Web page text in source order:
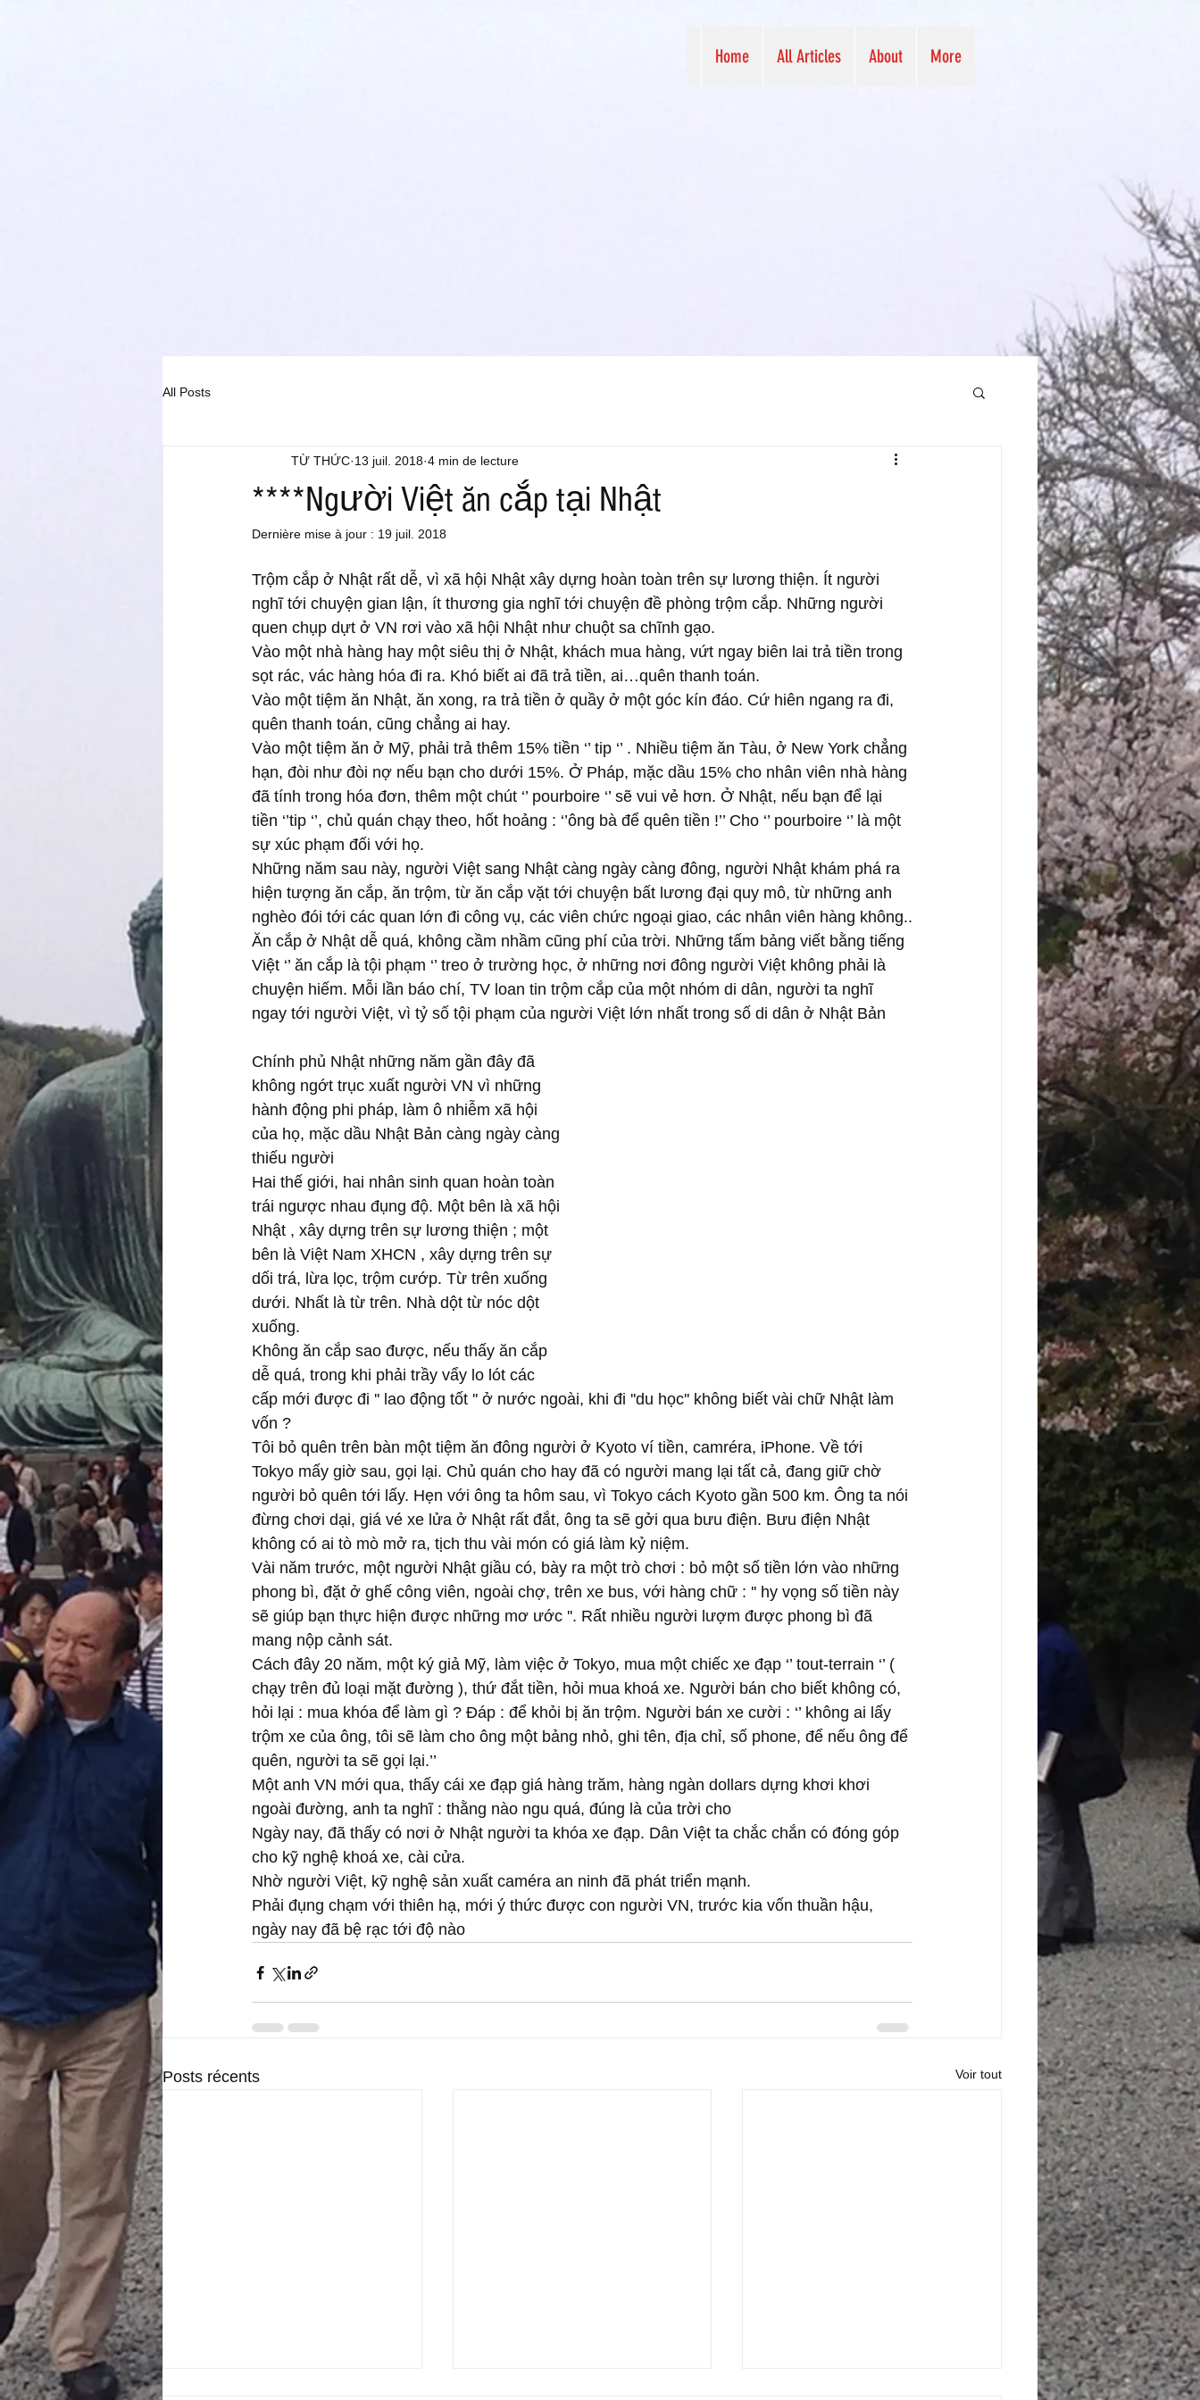
Home All Articles About More
All Posts
****Người Việt ăn cắp tại Nhật
TỪ THỨC 13 juil. 2018 4 min de lecture
Dernière mise à jour : 19 juil. 2018
Trộm cắp ở Nhật rất dễ, vì xã hội Nhật xây dựng hoàn toàn trên sự lương thiện. Ít người
nghĩ tới chuyện gian lận, ít thương gia nghĩ tới chuyện đề phòng trộm cắp. Những người
quen chụp dựt ở VN rơi vào xã hội Nhật như chuột sa chĩnh gạo.
Vào một nhà hàng hay một siêu thị ở Nhật, khách mua hàng, vứt ngay biên lai trả tiền trong
sọt rác, vác hàng hóa đi ra. Khó biết ai đã trả tiền, ai…quên thanh toán.
Vào một tiệm ăn Nhật, ăn xong, ra trả tiền ở quầy ở một góc kín đáo. Cứ hiên ngang ra đi,
quên thanh toán, cũng chẳng ai hay.
Vào một tiệm ăn ở Mỹ, phải trả thêm 15% tiền ‘’ tip ‘’ . Nhiều tiệm ăn Tàu, ở New York chẳng
hạn, đòi như đòi nợ nếu bạn cho dưới 15%. Ở Pháp, mặc dầu 15% cho nhân viên nhà hàng
đã tính trong hóa đơn, thêm một chút ‘’ pourboire ‘’ sẽ vui vẻ hơn. Ở Nhật, nếu bạn để lại
tiền ‘’tip ‘’, chủ quán chạy theo, hốt hoảng : ‘’ông bà để quên tiền !’’ Cho ‘’ pourboire ‘’ là một
sự xúc phạm đối với họ.
Những năm sau này, người Việt sang Nhật càng ngày càng đông, người Nhật khám phá ra
hiện tượng ăn cắp, ăn trộm, từ ăn cắp vặt tới chuyện bất lương đại quy mô, từ những anh
nghèo đói tới các quan lớn đi công vụ, các viên chức ngoại giao, các nhân viên hàng không..
Ăn cắp ở Nhật dễ quá, không cầm nhầm cũng phí của trời. Những tấm bảng viết bằng tiếng
Việt ‘’ ăn cắp là tội phạm ‘’ treo ở trường học, ở những nơi đông người Việt không phải là
chuyện hiếm. Mỗi lần báo chí, TV loan tin trộm cắp của một nhóm di dân, người ta nghĩ
ngay tới người Việt, vì tỷ số tội phạm của người Việt lớn nhất trong số di dân ở Nhật Bản
Chính phủ Nhật những năm gần đây đã
không ngớt trục xuất người VN vì những
hành động phi pháp, làm ô nhiễm xã hội
của họ, mặc dầu Nhật Bản càng ngày càng
thiếu người
Hai thế giới, hai nhân sinh quan hoàn toàn
trái ngược nhau đụng độ. Một bên là xã hội
Nhật , xây dựng trên sự lương thiện ; một
bên là Việt Nam XHCN , xây dựng trên sự
dối trá, lừa lọc, trộm cướp. Từ trên xuống
dưới. Nhất là từ trên. Nhà dột từ nóc dột
xuống.
Không ăn cắp sao được, nếu thấy ăn cắp
dễ quá, trong khi phải trầy vẩy lo lót các
cấp mới được đi '' lao động tốt '' ở nước ngoài, khi đi ''du học'' không biết vài chữ Nhật làm
vốn ?
Tôi bỏ quên trên bàn một tiệm ăn đông người ở Kyoto ví tiền, camréra, iPhone. Về tới
Tokyo mấy giờ sau, gọi lại. Chủ quán cho hay đã có người mang lại tất cả, đang giữ chờ
người bỏ quên tới lấy. Hẹn với ông ta hôm sau, vì Tokyo cách Kyoto gần 500 km. Ông ta nói
đừng chơi dại, giá vé xe lửa ở Nhật rất đắt, ông ta sẽ gởi qua bưu điện. Bưu điện Nhật
không có ai tò mò mở ra, tịch thu vài món có giá làm kỷ niệm.
Vài năm trước, một người Nhật giầu có, bày ra một trò chơi : bỏ một số tiền lớn vào những
phong bì, đặt ở ghế công viên, ngoài chợ, trên xe bus, với hàng chữ : '' hy vọng số tiền này
sẽ giúp bạn thực hiện được những mơ ước ''. Rất nhiều người lượm được phong bì đã
mang nộp cảnh sát.
Cách đây 20 năm, một ký giả Mỹ, làm việc ở Tokyo, mua một chiếc xe đạp ‘’ tout-terrain ‘’ (
chạy trên đủ loại mặt đường ), thứ đắt tiền, hỏi mua khoá xe. Người bán cho biết không có,
hỏi lại : mua khóa để làm gì ? Đáp : để khỏi bị ăn trộm. Người bán xe cười : ‘’ không ai lấy
trộm xe của ông, tôi sẽ làm cho ông một bảng nhỏ, ghi tên, địa chỉ, số phone, để nếu ông để
quên, người ta sẽ gọi lại.’’
Một anh VN mới qua, thấy cái xe đạp giá hàng trăm, hàng ngàn dollars dựng khơi khơi
ngoài đường, anh ta nghĩ : thằng nào ngu quá, đúng là của trời cho
Ngày nay, đã thấy có nơi ở Nhật người ta khóa xe đạp. Dân Việt ta chắc chắn có đóng góp
cho kỹ nghệ khoá xe, cài cửa.
Nhờ người Việt, kỹ nghệ sản xuất caméra an ninh đã phát triển mạnh.
Phải đụng chạm với thiên hạ, mới ý thức được con người VN, trước kia vốn thuần hậu,
ngày nay đã bệ rạc tới độ nào
Posts récents Voir tout